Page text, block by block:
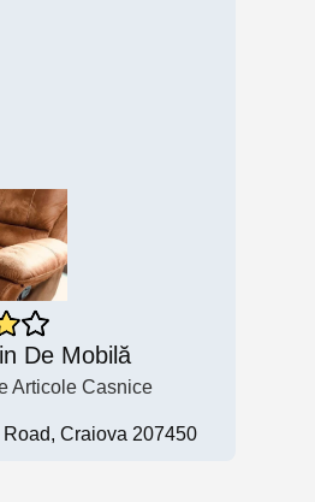
De Mobilă
Articole Casnice
Craiova 207450